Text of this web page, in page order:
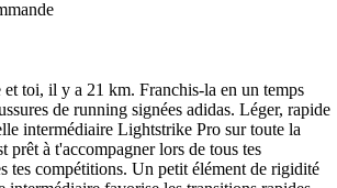
toi, il y a 21 km. Franchis-la en un temps
de running signées adidas. Léger, rapide
intermédiaire Lightstrike Pro sur toute la
prêt à t'accompagner lors de tous tes
tes compétitions. Un petit élément de rigidité